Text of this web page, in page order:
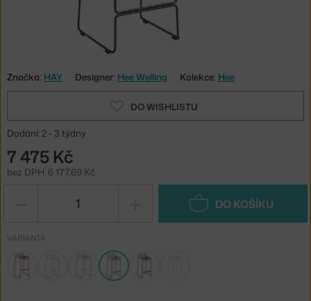
Značka: HAY Designer: Hee Welling Kolekce: Hee
DO WISHLISTU
Dodání: 2 - 3 týdny
7 475 Kč
bez DPH: 6 177,69 Kč
DO KOŠÍKU
VARIANTA